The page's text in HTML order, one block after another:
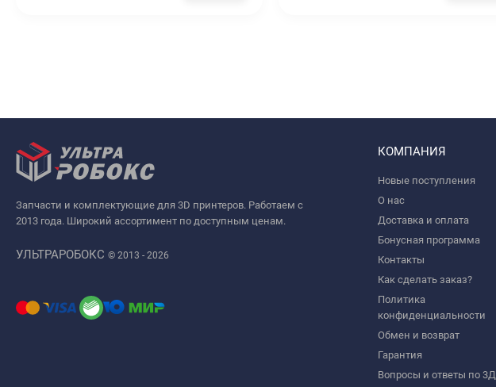
Запчасти и комплектующие для 3D принтеров. Работаем с
2013 года. Широкий ассортимент по доступным ценам.
УЛЬТРАРОБОКС © 2013 - 2026
КОМПАНИЯ
Новые поступления
О нас
Доставка и оплата
Бонусная программа
Контакты
Как сделать заказ?
Политика
конфиденциальности
Обмен и возврат
Гарантия
Вопросы и ответы по 3Д